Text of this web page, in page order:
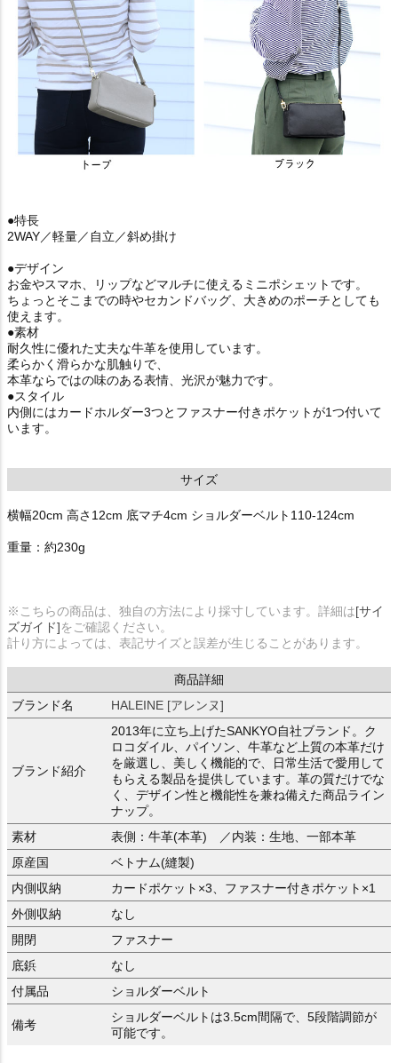
●特長
2WAY／軽量／自立／斜め掛け
●デザイン
お金やスマホ、リップなどマルチに使えるミニポシェットです。
ちょっとそこまでの時やセカンドバッグ、大きめのポーチとしても
使えます。
●素材
耐久性に優れた丈夫な牛革を使用しています。
柔らかく滑らかな肌触りで、
本革ならではの味のある表情、光沢が魅力です。
●スタイル
内側にはカードホルダー3つとファスナー付きポケットが1つ付いて
います。
サイズ
横幅20cm 高さ12cm 底マチ4cm ショルダーベルト110-124cm
重量：約230g
※こちらの商品は、独自の方法により採寸しています。詳細は[サイ
ズガイド]をご確認ください。
計り方によっては、表記サイズと誤差が生じることがあります。
商品詳細
ブランド名
HALEINE [アレンヌ]
ブランド紹介
2013年に立ち上げたSANKYO自社ブランド。ク
ロコダイル、パイソン、牛革など上質の本革だけ
を厳選し、美しく機能的で、日常生活で愛用して
もらえる製品を提供しています。革の質だけでな
く、デザイン性と機能性を兼ね備えた商品ライン
ナップ。
素材
表側：牛革(本革) ／内装：生地、一部本革
原産国
ベトナム(縫製)
内側収納
カードポケット×3、ファスナー付きポケット×1
外側収納
なし
開閉
ファスナー
底鋲
なし
付属品
ショルダーベルト
備考
ショルダーベルトは3.5cm間隔で、5段階調節が
可能です。